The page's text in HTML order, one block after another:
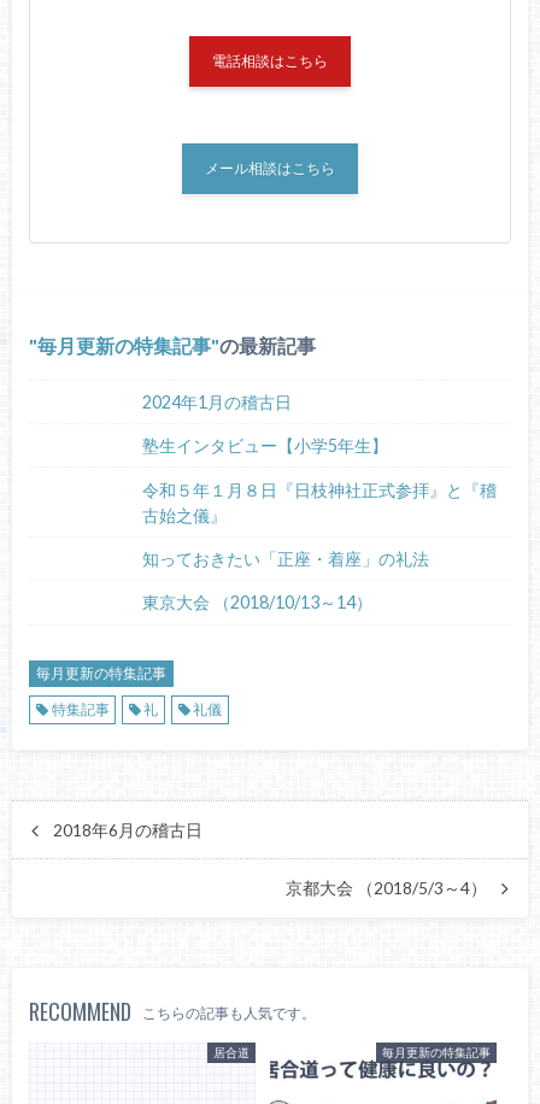
電話相談はこちら
メール相談はこちら
毎月更新の特集記事 の最新記事
2024年1月の稽古日
塾生インタビュー【小学5年生】
令和５年１月８日『日枝神社正式参拝』と『稽
古始之儀』
知っておきたい「正座・着座」の礼法
東京大会 （2018/10/13～14）
毎月更新の特集記事
特集記事
礼 礼儀
2018年6月の稽古日
京都大会 （2018/5/3～4）
RECOMMEND こちらの記事も人気です。
居合道 毎月更新の特集記事